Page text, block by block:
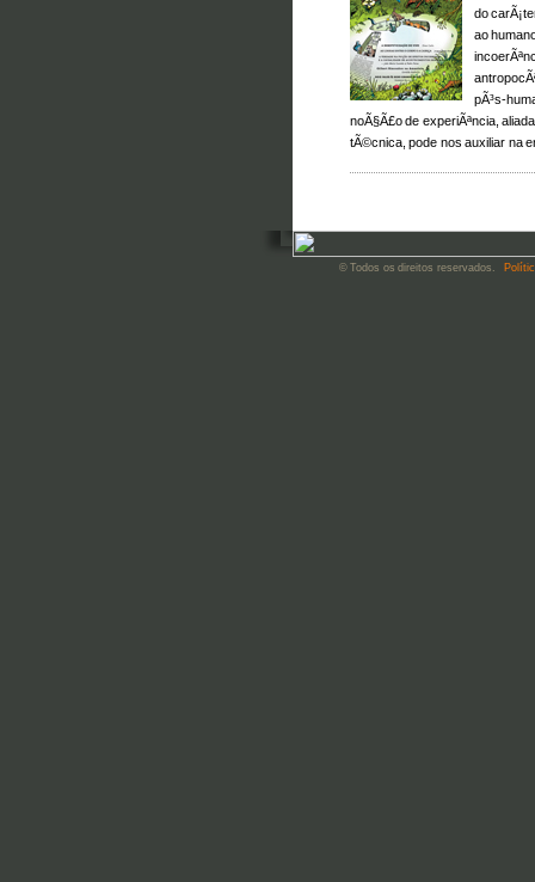
do
ao
pÃ³s-
noÃ§Ã£o de experiÃªncia,
tÃ©cnica, pode nos auxiliar na
© Todos os direitos reservados.